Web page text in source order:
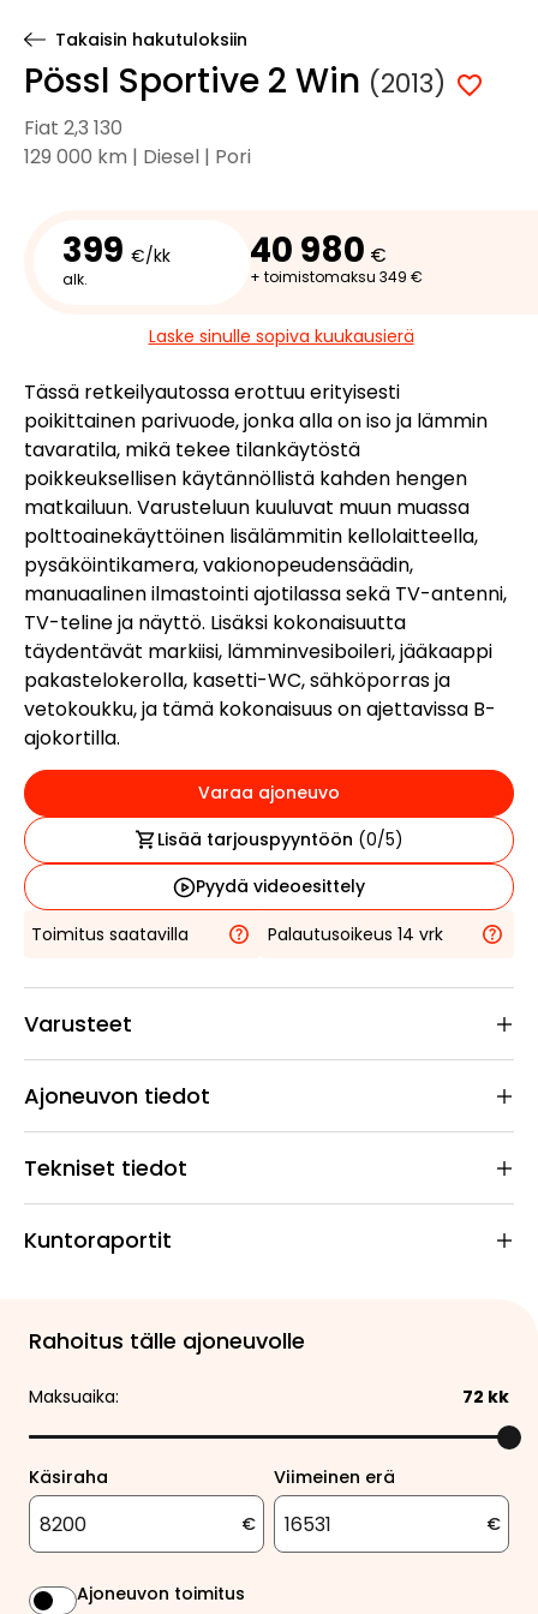
Takaisin hakutuloksiin
Pössl Sportive 2 Win (2013)
Fiat 2,3 130
129 000 km | Diesel | Pori
399 €/kk
alk.
40 980 €
+ toimistomaksu 349 €
Laske sinulle sopiva kuukausierä
Tässä retkeilyautossa erottuu erityisesti
poikittainen parivuode, jonka alla on iso ja lämmin
tavaratila, mikä tekee tilankäytöstä
poikkeuksellisen käytännöllistä kahden hengen
matkailuun. Varusteluun kuuluvat muun muassa
polttoainekäyttöinen lisälämmitin kellolaitteella,
pysäköintikamera, vakionopeudensäädin,
manuaalinen ilmastointi ajotilassa sekä TV-antenni,
TV-teline ja näyttö. Lisäksi kokonaisuutta
täydentävät markiisi, lämminvesiboileri, jääkaappi
pakastelokerolla, kasetti-WC, sähköporras ja
vetokoukku, ja tämä kokonaisuus on ajettavissa B-
ajokortilla.
Varaa ajoneuvo
Lisää tarjouspyyntöön (0/5)
Pyydä videoesittely
Toimitus saatavilla
Palautusoikeus 14 vrk
Varusteet
Ajoneuvon tiedot
Tekniset tiedot
Kuntoraportit
Rahoitus tälle ajoneuvolle
Maksuaika: 72 kk
Käsiraha
€
Viimeinen erä
€
Ajoneuvon toimitus